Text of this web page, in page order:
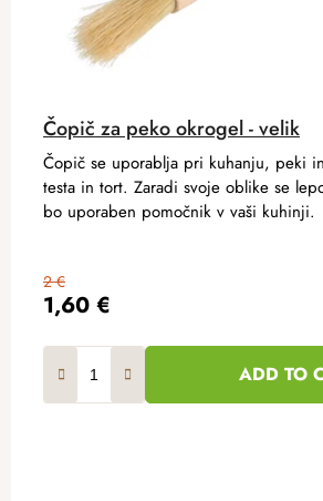
Čopič za peko okrogel - velik
1,60 €
2 €
ADD TO
Čopič se uporablja pri kuhanju, peki
testa in tort. Zaradi svoje oblike se
bo uporaben pomočnik v vaši kuhinji.